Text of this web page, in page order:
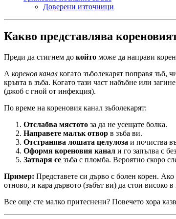
Доверени източници
Какво представлява
Преди да стигнем до който може да направи
A коренов канал когато зъболекарят поправя зъб,
кръвта в зъба. Когато тази част набъбне или
(джоб с гной от инфекция).
По време на кореновия канал зъболекарят:
Отслабва мястото за да не усещате болка.
Направете малък отвор в зъба ви.
Отстранява лошата целулоза и почиства
Оформя кореновия канал и го запълва с
Затваря се зъба с пломба. Вероятно скоро
Пример: Представете си дърво с болен корен.
отново, и кара дървото (зъбът ви) да стои високо
Все още сте малко притеснени? Повечето хора